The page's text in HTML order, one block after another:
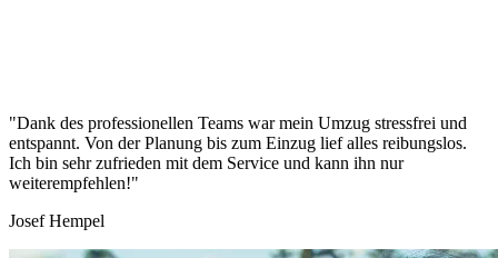
"Dank des professionellen Teams war mein Umzug stressfrei und
entspannt. Von der Planung bis zum Einzug lief alles reibungslos.
Ich bin sehr zufrieden mit dem Service und kann ihn nur
weiterempfehlen!"
Josef Hempel